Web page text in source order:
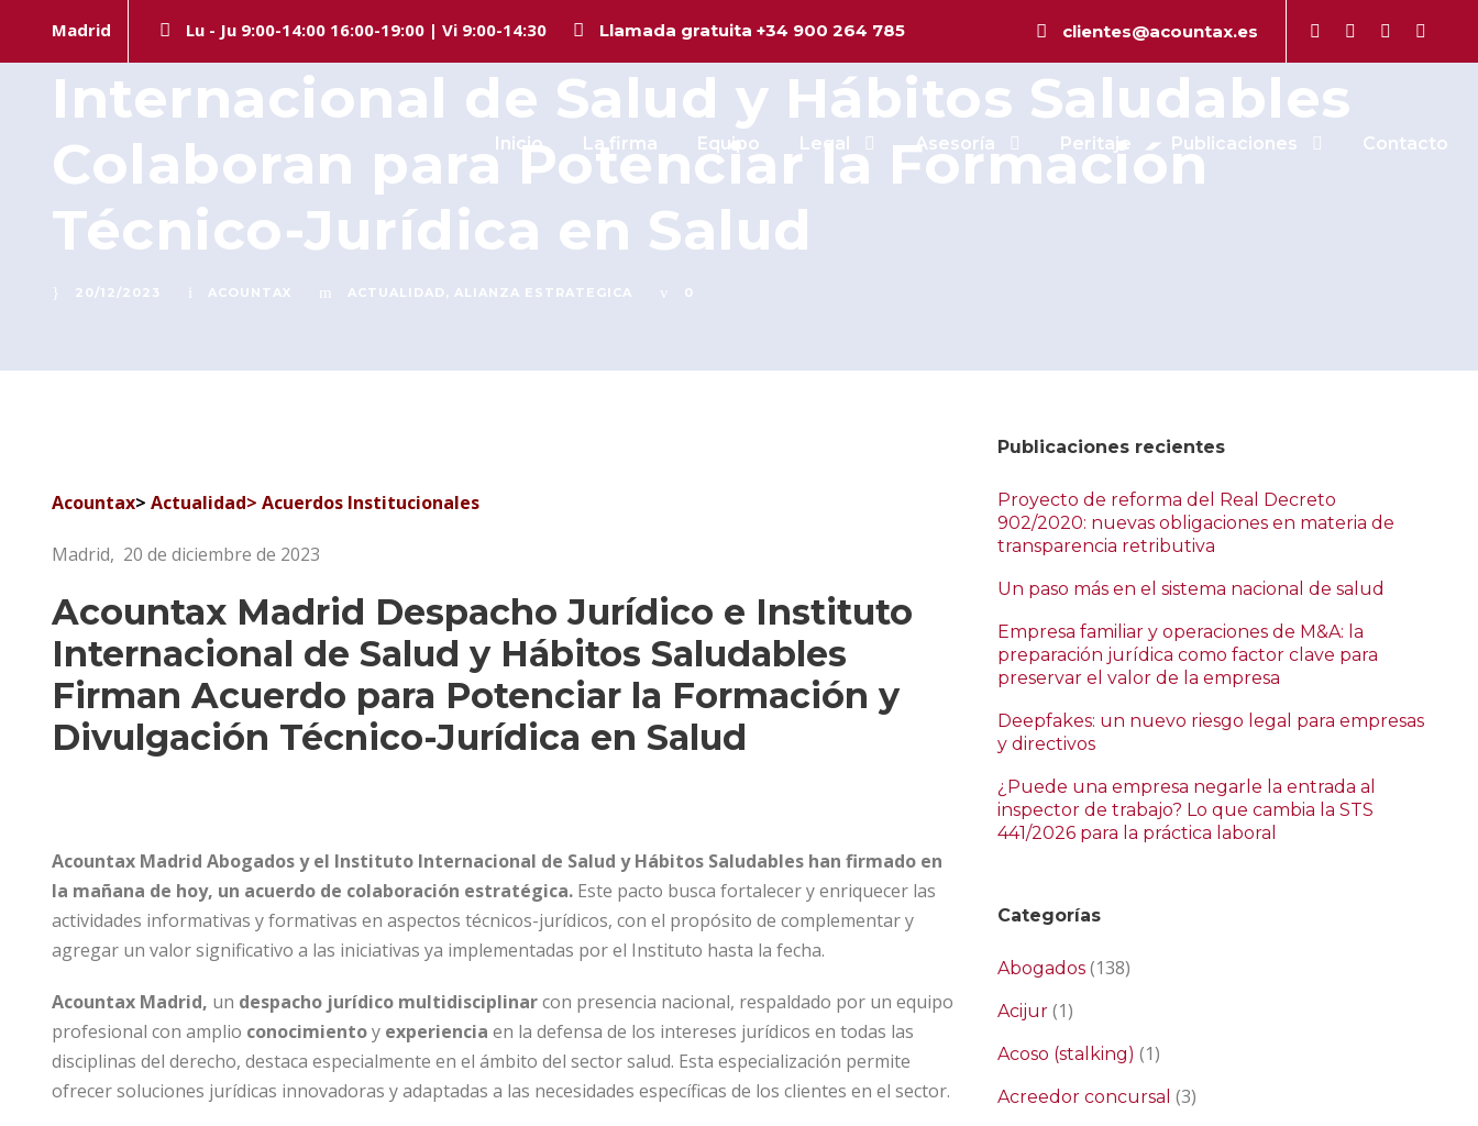
Madrid Lu - Ju 9:00-14:00 16:00-19:00 | Vi 9:00-14:30 Llamada gratuita +34 900 264 785 clientes@acountax.es
Inicio La firma Equipo Legal Asesoría Peritaje Publicaciones Contacto
Firme Alianza: Acountax Madrid y el Instituto
Internacional de Salud y Hábitos Saludables
Colaboran para Potenciar la Formación
Técnico-Jurídica en Salud
20/12/2023 ACOUNTAX ACTUALIDAD , ALIANZA ESTRATEGICA 0
Acountax> Actualidad> Acuerdos Institucionales
Madrid, 20 de diciembre de 2023
Acountax Madrid Despacho Jurídico e Instituto
Internacional de Salud y Hábitos Saludables
Firman Acuerdo para Potenciar la Formación y
Divulgación Técnico-Jurídica en Salud
Acountax Madrid Abogados y el Instituto Internacional de Salud y Hábitos Saludables han firmado en
la mañana de hoy, un acuerdo de colaboración estratégica. Este pacto busca fortalecer y enriquecer las
actividades informativas y formativas en aspectos técnicos-jurídicos, con el propósito de complementar y
agregar un valor significativo a las iniciativas ya implementadas por el Instituto hasta la fecha.
Acountax Madrid, un despacho jurídico multidisciplinarcon presencia nacional, respaldado por un equipo
profesional con amplio conocimientoy experiencia en la defensa de los intereses jurídicos en todas las
disciplinas del derecho, destaca especialmente en el ámbito del sector salud. Esta especialización permite
ofrecer soluciones jurídicas innovadoras y adaptadas a las necesidades específicas de los clientes en el sector.
Publicaciones recientes
Proyecto de reforma del Real Decreto
902/2020: nuevas obligaciones en materia de
transparencia retributiva
Un paso más en el sistema nacional de salud
Empresa familiar y operaciones de M&A: la
preparación jurídica como factor clave para
preservar el valor de la empresa
Deepfakes: un nuevo riesgo legal para empresas
y directivos
¿Puede una empresa negarle la entrada al
inspector de trabajo? Lo que cambia la STS
441/2026 para la práctica laboral
Categorías
Abogados (138)
Acijur (1)
Acoso (stalking) (1)
Acreedor concursal (3)